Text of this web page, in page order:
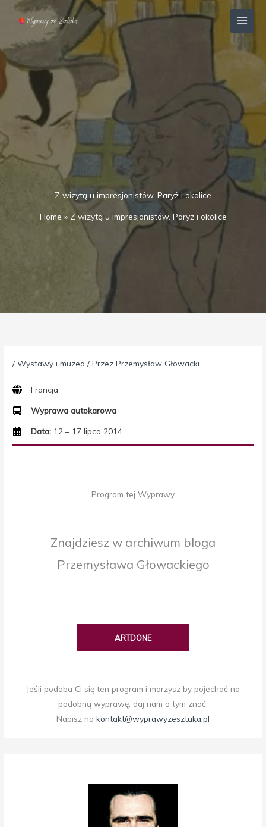
Przejdź
Z wizytą u impresjonistów. Paryż i okolice
Home » Z wizytą u impresjonistów. Paryż i okolice
/Wystawy i muzea / PrzezPrzemysław Głowacki
Francja
Wyprawa autokarowa
Data: 12 – 17 lipca 2014
Program tej Wyprawy
Znajdziesz w archiwum bloga
Przemysława Głowackiego
ARTDONE
Jeśli podoba Ci się ten program i marzysz by pojechać na
podobną wyprawę, daj nam o tym znać.
Napisz na kontakt@wyprawyzesztuka.pl